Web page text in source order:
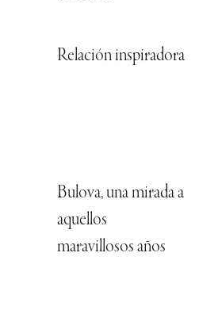
Relación inspiradora
Bulova, una mirada a
aquellos
maravillosos años